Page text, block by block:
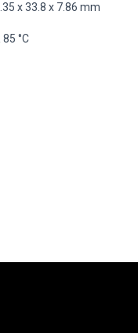
x 33.8 x 7.86 mm
85 °C